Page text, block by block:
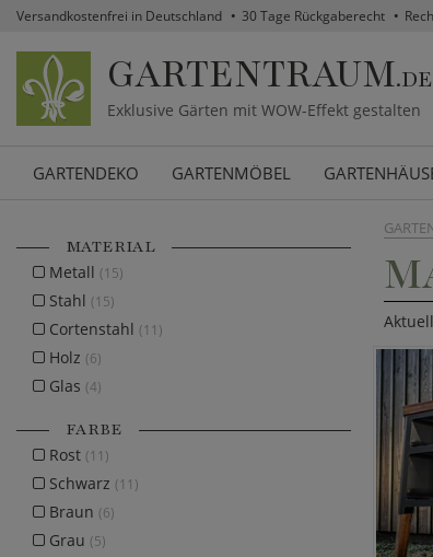
Versandkostenfrei in Deutschland 30 Tage Rückgaberecht
GARTENTRAUM.DE
Exklusive Gärten mit WOW-Effekt gestalten
GARTENDEKO GARTENMÖBEL
MATERIAL
Metall (15)
Stahl (15)
Cortenstahl (11)
Holz (6)
Glas (4)
FARBE
Rost (11)
Schwarz (11)
Braun (6)
Grau (5)